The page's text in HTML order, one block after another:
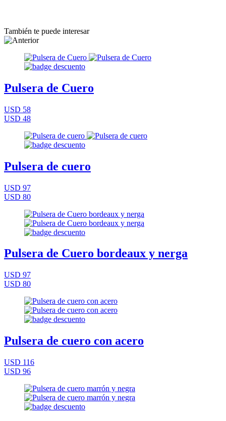
También te puede interesar
Pulsera de Cuero
USD 58
USD 48
Pulsera de cuero
USD 97
USD 80
Pulsera de Cuero bordeaux y nerga
USD 97
USD 80
Pulsera de cuero con acero
USD 116
USD 96